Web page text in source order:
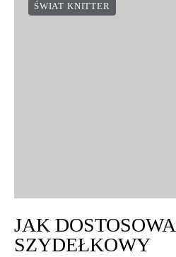
ŚWIAT KNITTER
JAK
SZYDEŁKOWY